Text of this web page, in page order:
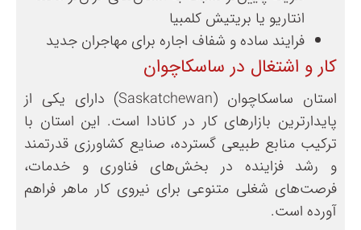
انتاریو یا بریتیش کلمبیا
فرایند ساده و شفاف اجاره برای مهاجران جدید
کار و اشتغال در ساسکاچوان
استان ساسکاچوان (Saskatchewan) دارای یکی از
پایدارترین بازارهای کار در کانادا است. این استان با
ترکیب منابع طبیعی گسترده، صنایع کشاورزی قدرتمند
و رشد فزاینده در بخش‌های فناوری و خدمات،
فرصت‌های شغلی متنوعی برای نیروی کار ماهر فراهم
آورده است.